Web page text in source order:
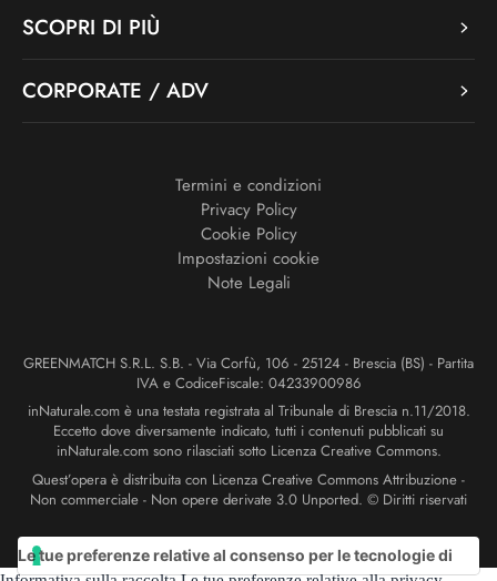
SCOPRI DI PIÙ
CORPORATE / ADV
Termini e condizioni
Privacy Policy
Cookie Policy
Impostazioni cookie
Note Legali
GREENMATCH S.R.L. S.B. - Via Corfù, 106 - 25124 - Brescia (BS) - Partita
IVA e CodiceFiscale: 04233900986
inNaturale.com è una testata registrata al Tribunale di Brescia n.11/2018.
Eccetto dove diversamente indicato, tutti i contenuti pubblicati su
inNaturale.com sono rilasciati sotto Licenza Creative Commons.
Quest’opera è distribuita con Licenza Creative Commons Attribuzione -
Non commerciale - Non opere derivate 3.0 Unported. © Diritti riservati
Le tue preferenze relative al consenso per le tecnologie di